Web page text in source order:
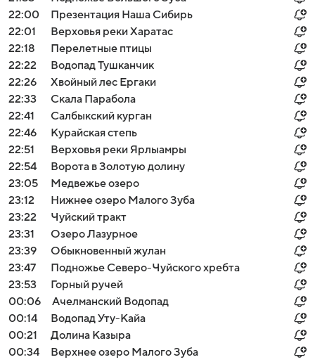
22:00
Презентация Наша Сибирь
22:01
Верховья реки Харатас
22:18
Перелетные птицы
22:22
Водопад Тушканчик
22:26
Хвойный лес Ергаки
22:33
Скала Парабола
22:41
Салбыкский курган
22:46
Курайская степь
22:51
Верховья реки Ярлыамры
22:54
Ворота в Золотую долину
23:05
Медвежье озеро
23:12
Нижнее озеро Малого Зуба
23:22
Чуйский тракт
23:31
Озеро Лазурное
23:39
Обыкновенный жулан
23:47
Подножье Северо-Чуйского хребта
23:53
Горный ручей
00:06
Ачелманский Водопад
00:14
Водопад Уту-Кайа
00:21
Долина Казыра
00:34
Верхнее озеро Малого Зуба